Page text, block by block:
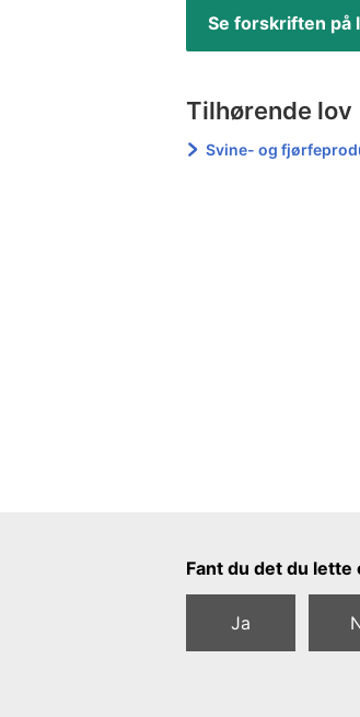
Se forskriften på
Tilhørende lov
Svine- og
Tilbakemeldingsskjema
Fant du det du lette
Ja